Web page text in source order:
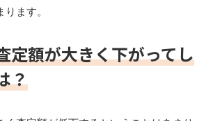
ます。
定額が大きく下がってし
？